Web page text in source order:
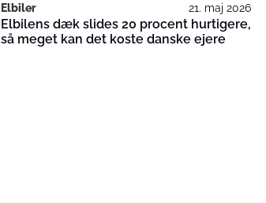
Elbiler 21. maj 2026
Elbilens dæk slides 20 procent hurtigere,
så meget kan det koste danske ejere